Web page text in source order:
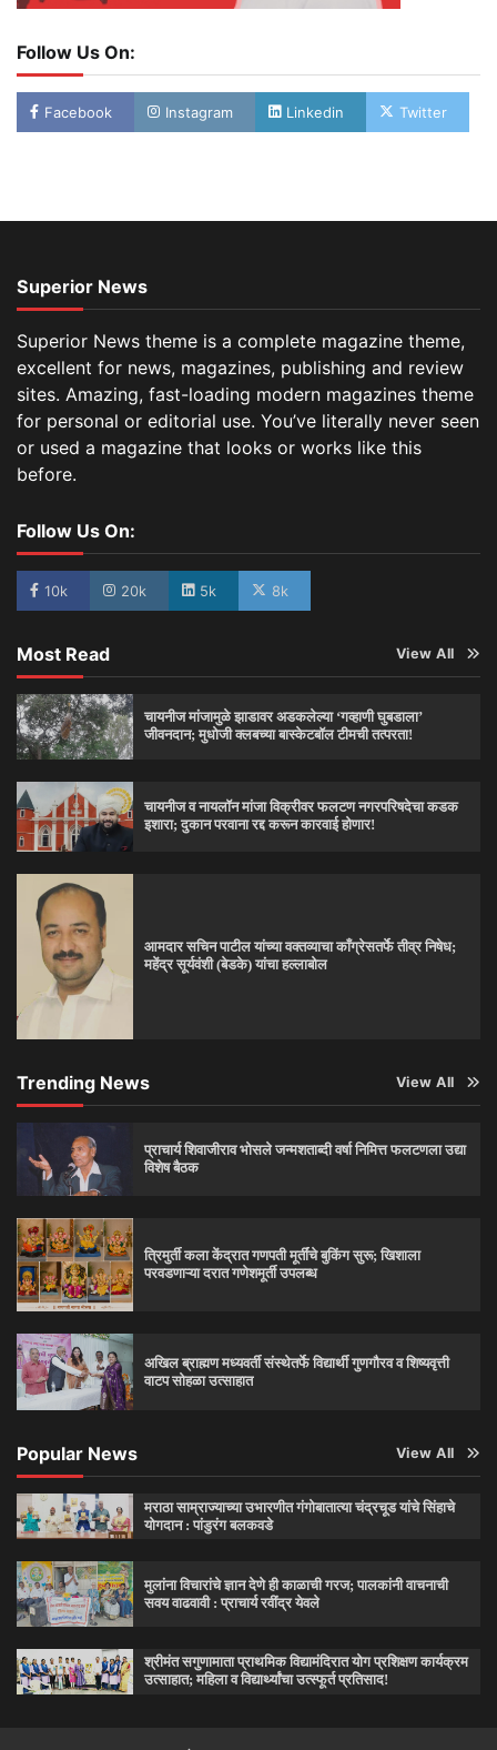
Follow Us On:
Facebook Instagram Linkedin Twitter
Superior News
Superior News theme is a complete magazine theme,
excellent for news, magazines, publishing and review
sites. Amazing, fast-loading modern magazines theme
for personal or editorial use. You’ve literally never seen
or used a magazine that looks or works like this
before.
Follow Us On:
10k 20k 5k 8k
Most Read View All
चायनीज मांजामुळे झाडावर अडकलेल्या ‘गव्हाणी घुबडाला’
जीवनदान; मुधोजी क्लबच्या बास्केटबॉल टीमची तत्परता!
चायनीज व नायलॉन मांजा विक्रीवर फलटण नगरपरिषदेचा कडक
इशारा; दुकान परवाना रद्द करून कारवाई होणार!
आमदार सचिन पाटील यांच्या वक्तव्याचा काँग्रेसतर्फे तीव्र निषेध;
महेंद्र सूर्यवंशी (बेडके) यांचा हल्लाबोल
Trending News View All
प्राचार्य शिवाजीराव भोसले जन्मशताब्दी वर्षा निमित्त फलटणला उद्या
विशेष बैठक
त्रिमुर्ती कला केंद्रात गणपती मूर्तींचे बुकिंग सुरू; खिशाला
परवडणाऱ्या दरात गणेशमूर्ती उपलब्ध
अखिल ब्राह्मण मध्यवर्ती संस्थेतर्फे विद्यार्थी गुणगौरव व शिष्यवृत्ती
वाटप सोहळा उत्साहात
Popular News View All
मराठा साम्राज्याच्या उभारणीत गंगोबातात्या चंद्रचूड यांचे सिंहाचे
योगदान : पांडुरंग बलकवडे
मुलांना विचारांचे ज्ञान देणे ही काळाची गरज; पालकांनी वाचनाची
सवय वाढवावी : प्राचार्य रवींद्र येवले
श्रीमंत सगुणामाता प्राथमिक विद्यामंदिरात योग प्रशिक्षण कार्यक्रम
उत्साहात; महिला व विद्यार्थ्यांचा उत्स्फूर्त प्रतिसाद!